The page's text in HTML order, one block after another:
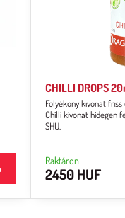
CHILLI DROPS
Folyékony kivonat friss
Chilli kivonat hidegen
SHU.
Raktáron
2450 HUF